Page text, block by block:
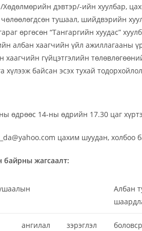
дэвтэр/-ийн хуулбар,
тушаал, шийдвэрийн
өргөсөн “Тангаргийн хуудас”
албан хаагчийн үйл ажиллагааны
хаагчийн гүйцэтгэлийн
хүлээж байсан эсэх тухай
өдрөөс 14-ны өдрийн 17.30 цаг
цахим шуудан, холбоо
байрны жагсаалт:
Албан
ангилал зэрэглэл